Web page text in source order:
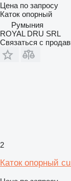
Цена по запросу
Каток опорный
Румыния
ROYAL DRU SRL
Связаться с
2
Каток опорный